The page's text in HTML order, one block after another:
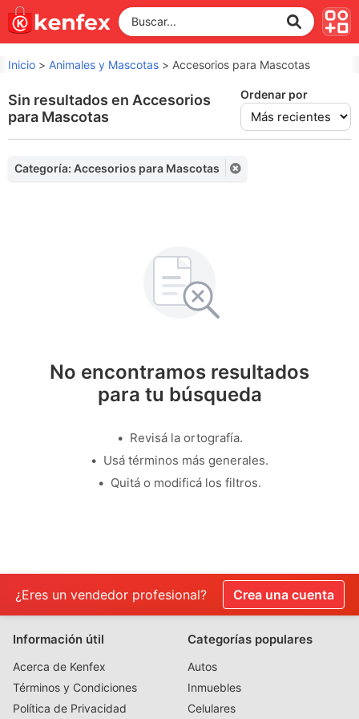
Inicio > Animales y Mascotas > Accesorios para Mascotas
Sin resultados en Accesorios
para Mascotas
Ordenar por
Categoría: Accesorios para Mascotas
No encontramos resultados
para tu búsqueda
Revisá la ortografía.
Usá términos más generales.
Quitá o modificá los filtros.
¿Eres un vendedor profesional? Crea una cuenta
Información útil
Acerca de Kenfex
Términos y Condiciones
Política de Privacidad
Categorías populares
Autos
Inmuebles
Celulares